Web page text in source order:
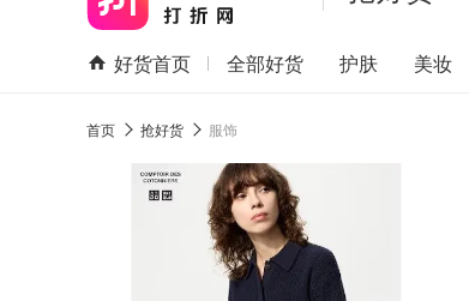
好货首页 全部好货 护肤 美妆
首页 抢好货 服饰